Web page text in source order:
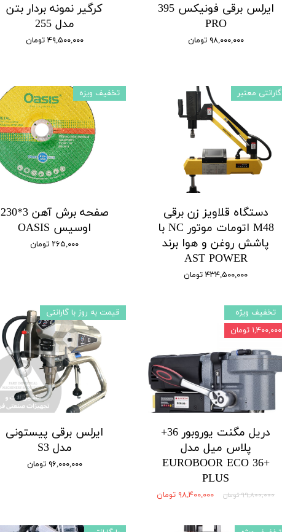
ایرلس برقی فونیکس 395
PRO
۹۸,۰۰۰,۰۰۰ تومان
کرگیر نمونه بردار بتن
مدل 255
۴۹,۵۰۰,۰۰۰ تومان
دستگاه قلاویز زن برقی
M48 اتومات موتور NC با
پاشش روغن و هوا برند
AST POWER
۴۳۴,۵۰۰,۰۰۰ تومان
گارانتی معتبر
صفحه برش آهن 3*230
اوسیس OASIS
۲۶۵,۰۰۰ تومان
تخفیف ویزه
دریل مگنت یوروبور 36+
پلاس میل مدل
EUROBOOR ECO 36+
PLUS
۹۹,۸۰۰,۰۰۰ تومان ۹۸,۴۰۰,۰۰۰ تومان
تخفیف ویژه
۱,۴۰۰,۰۰۰ تومان
ایرلس برقی پیستونی
مدل S3
۹۶,۰۰۰,۰۰۰ تومان
قیمت به روز با گارانتی